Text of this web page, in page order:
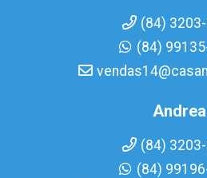
(84)
(84)
Andrea
(84)
(84)